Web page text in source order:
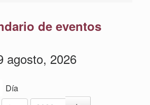
de eventos
agosto, 2026
Día